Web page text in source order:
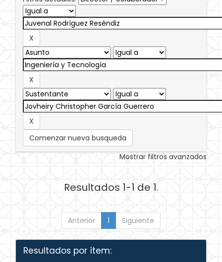
Comenzar nueva busqueda
Mostrar filtros avanzados
Resultados 1-1 de 1.
Anterior 1 Siguiente
Resultados por ítem: